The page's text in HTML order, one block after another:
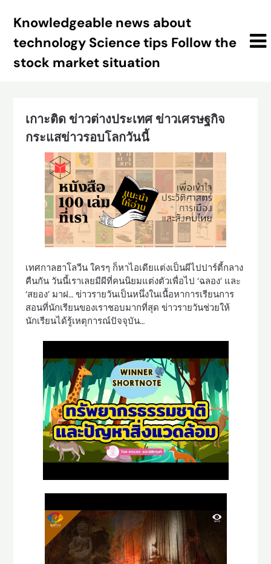
Knowledgeable news about
technology Science tips Follow the
stock market situation
เกาะติด ข่าวต่างประเทศ ข่าวเศรษฐกิจ
กระแสข่าวรอบโลกวันนี้
เทศกาลฮาโลวีน ใครๆ ก็หาไอเดียแต่งเป็นผีไปปาร์ตี้กลาง
คืนกัน วันนี้เราเลยมีผีที่คนนิยมแต่งตัวเพื่อไป ‘ฉลอง’ และ
‘สยอง’ มาฝ… ข่าวรายวันเป็นหนึ่งในเนื้อหาการเรียนการ
สอนที่นักเรียนของเราชอบมากที่สุด ข่าวรายวันช่วยให้
นักเรียนได้รู้เหตุการณ์ปัจจุบัน…